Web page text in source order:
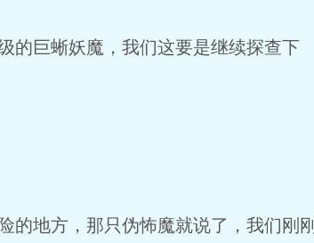
的巨蜥妖魔，我们这要是继续探查下
地方，那只伪怖魔就说了，我们刚刚